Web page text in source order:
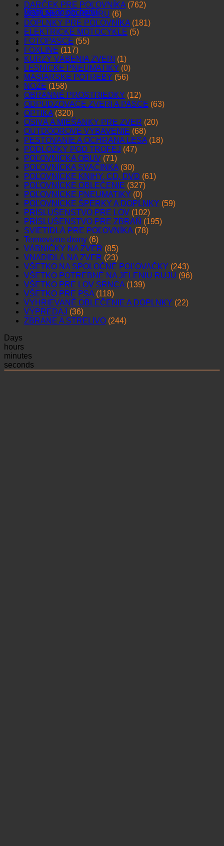
Vrátiť sa do obchodu
DARČEK PRE POĽOVNÍKA (762)
DOPLNKY DO REVÍRU (6)
DOPLNKY PRE POĽOVNÍKA (181)
ELEKTRICKÉ MOTOCYKLE (5)
FOTOPASCE (55)
FOXLINE (117)
KURZY VÁBENIA ZVERI (1)
LESNÍCKE PNEUMATIKY (0)
MÄSIARSKE POTREBY (56)
NOŽE (158)
OBRANNÉ PROSTRIEDKY (12)
ODPUDZOVAČE ZVERI A PASCE (63)
OPTIKA (320)
OSIVÁ A MIEŠANKY PRE ZVER (20)
OUTDOOROVÉ VYBAVENIE (68)
PESTOVANIE A OCHRANA LESA (18)
PODLOŽKY POD TROFEJ (47)
POĽOVNÍCKA OBUV (71)
POĽOVNÍCKA SVAČINKA (30)
POĽOVNÍCKE KNIHY, CD, DVD (61)
POĽOVNÍCKE OBLEČENIE (327)
POĽOVNÍCKE PNEUMATIKY (0)
POĽOVNÍCKE ŠPERKY A DOPLNKY (59)
PRÍSLUŠENSTVO PRE LOV (102)
PRÍSLUŠENSTVO PRE ZBRAŇ (195)
SVIETIDLÁ PRE POĽOVNÍKA (78)
Termovízne drony (6)
VÁBNIČKY NA ZVER (85)
VNADIDLÁ NA ZVER (23)
VŠETKO NA SPOLOČNÉ POĽOVAČKY (243)
VŠETKO POTREBNÉ NA JELENIU RUJU (96)
VŠETKO PRE LOV SRNCA (139)
VŠETKO PRE PSA (118)
VYHRIEVANÉ OBLEČENIE A DOPLNKY (22)
VÝPREDAJ (36)
ZBRANE A STRELIVO (244)
Days
hours
minutes
seconds